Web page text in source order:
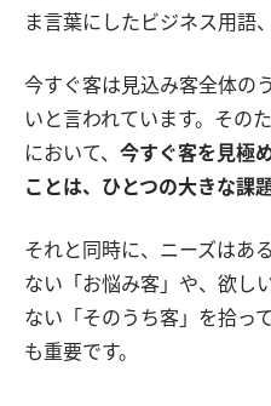
ま言葉にしたビジネス用語
今すぐ客は見込み客全体の
いと言われています。その
において、 今すぐ客を見極
ことは、ひとつの大きな課
それと同時に、ニーズはあ
ない「お悩み客」や、欲し
ない「そのうち客」を拾って
も重要です。